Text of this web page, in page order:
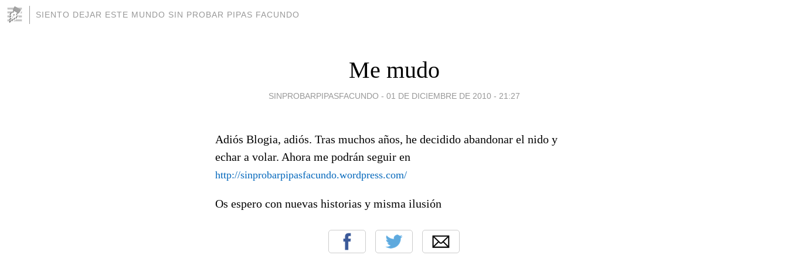
SIENTO DEJAR ESTE MUNDO SIN PROBAR PIPAS FACUNDO
Me mudo
SINPROBARPIPASFACUNDO - 01 DE DICIEMBRE DE 2010 - 21:27
Adiós Blogia, adiós. Tras muchos años, he decidido abandonar el nido y
echar a volar. Ahora me podrán seguir en
http://sinprobarpipasfacundo.wordpress.com/
Os espero con nuevas historias y misma ilusión